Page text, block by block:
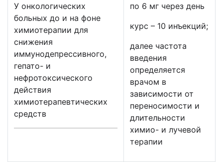
У онкологических
больных до и на фоне
химиотерапии для
снижения
иммунодепрессивного,
гепато- и
нефротоксического
действия
химиотерапевтических
средств
по 6 мг через день
курс – 10 инъекций;
далее частота
введения
определяется
врачом в
зависимости от
переносимости и
длительности
химио- и лучевой
терапии